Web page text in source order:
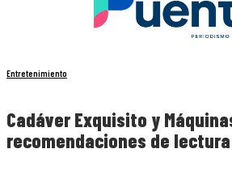
Entretenimiento
Cadáver Exquisito y
recomendaciones de